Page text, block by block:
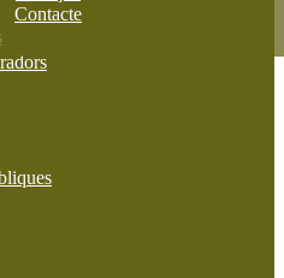
Contacte